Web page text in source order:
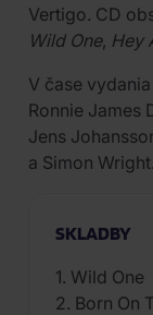
Vertigo. CD
Wild One, Hey
V čase
Ronnie James
Jens
a Simon Wright.
SKLADBY
1. Wild One
2. Born On